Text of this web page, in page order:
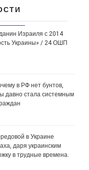
Израиля с 2014
Украины» / 24 ОШП
в РФ нет бунтов,
давно стала системным
в Украине
даря украинским
в трудные времена.